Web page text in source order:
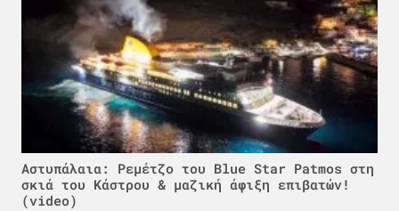
Αστυπάλαια: Ρεμέτζο του Blue Star Patmos στη
σκιά του Κάστρου & μαζική άφιξη επιβατών!
(video)